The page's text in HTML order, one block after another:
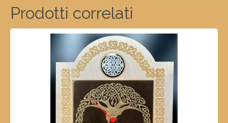
Prodotti correlati